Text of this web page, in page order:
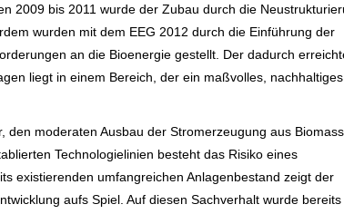
2009 bis 2011 wurde der Zubau durch die
wurden mit dem EEG 2012 durch die Einführung der
an die Bioenergie gestellt. Der dadurch
liegt in einem Bereich, der ein maßvolles, nachhaltiges
moderaten Ausbau der Stromerzeugung aus
Technologielinien besteht das Risiko eines
existierenden umfangreichen Anlagenbestand zeigt der
aufs Spiel. Auf diesen Sachverhalt wurde bereits